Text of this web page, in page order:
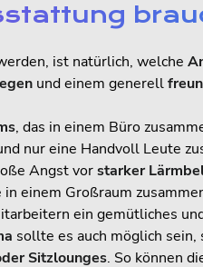
ist natürlich, welche
und einem generell
, das in einem Büro
nur eine Handvoll Leute
Angst vorstarker
einem Großraum
ein gemütliches
sollte es auch möglich sein,
Sitzlounges. So können